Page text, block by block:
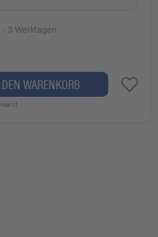
- 3 Werktagen
WARENKORB